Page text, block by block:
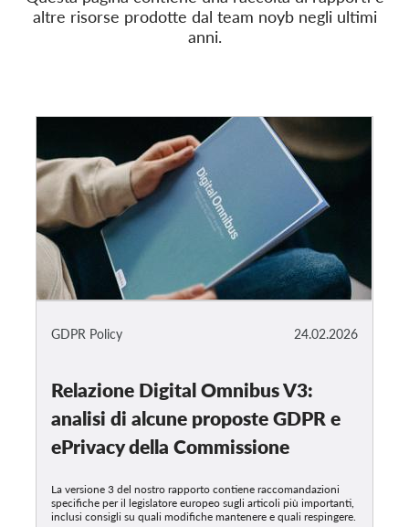
Iscrizione
Tax deductability
Su di noi
Rapporti annuali
Azioni rappresentative
OnionShare
Media
altre risorse prodotte dal team noyb negli ultimi
anni.
24.02.2026
GDPR Policy
Relazione Digital Omnibus V3:
analisi di alcune proposte GDPR e
ePrivacy della Commissione
La versione 3 del nostro rapporto contiene raccomandazioni
specifiche per il legislatore europeo sugli articoli più importanti,
inclusi consigli su quali modifiche mantenere e quali respingere.